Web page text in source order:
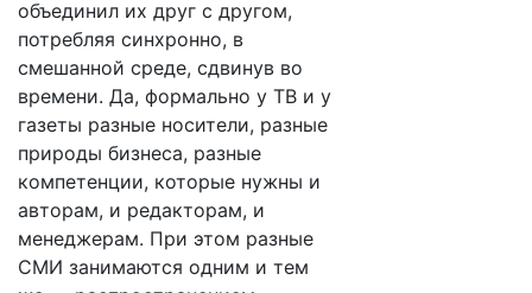
объединил их друг с другом,
потребляя синхронно, в
смешанной среде, сдвинув во
времени. Да, формально у ТВ и у
газеты разные носители, разные
природы бизнеса, разные
компетенции, которые нужны и
авторам, и редакторам, и
менеджерам. При этом разные
СМИ занимаются одним и тем